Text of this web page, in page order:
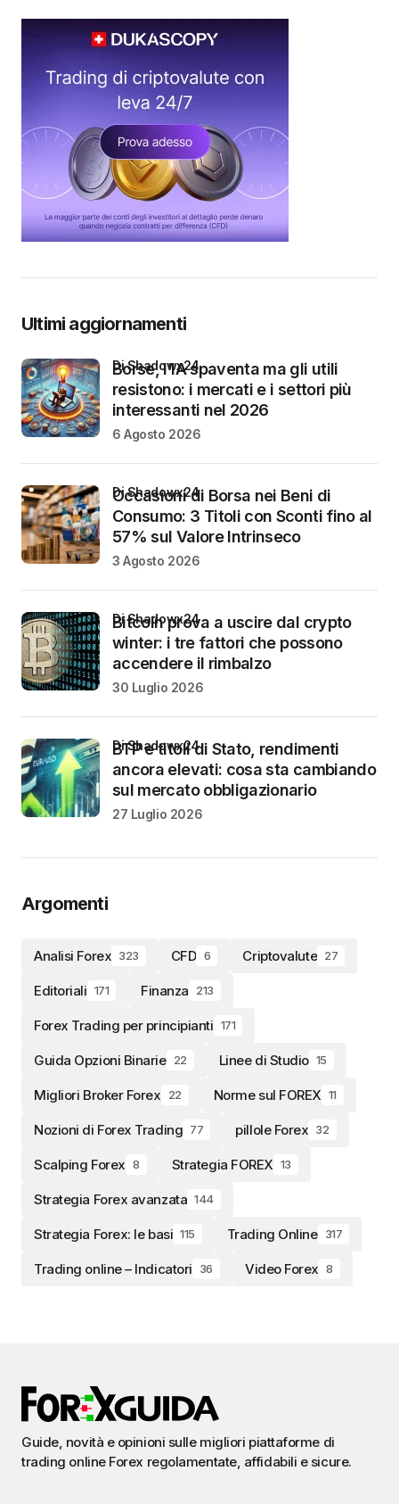
Ultimi aggiornamenti
Borse, l’IA spaventa ma gli utili
resistono: i mercati e i settori più
interessanti nel 2026
di Shadowx24
6 Agosto 2026
Occasioni di Borsa nei Beni di
Consumo: 3 Titoli con Sconti fino al
57% sul Valore Intrinseco
di Shadowx24
3 Agosto 2026
Bitcoin prova a uscire dal crypto
winter: i tre fattori che possono
accendere il rimbalzo
di Shadowx24
30 Luglio 2026
BTP e titoli di Stato, rendimenti
ancora elevati: cosa sta cambiando
sul mercato obbligazionario
di Shadowx24
27 Luglio 2026
Argomenti
Analisi Forex 323 CFD 6 Criptovalute 27
Editoriali 171 Finanza 213
Forex Trading per principianti 171
Guida Opzioni Binarie 22 Linee di Studio 15
Migliori Broker Forex 22 Norme sul FOREX 11
Nozioni di Forex Trading 77 pillole Forex 32
Scalping Forex 8 Strategia FOREX 13
Strategia Forex avanzata 144
Strategia Forex: le basi 115 Trading Online 317
Trading online – Indicatori 36 Video Forex 8
Guide, novità e opinioni sulle migliori piattaforme di
trading online Forex regolamentate, affidabili e sicure.